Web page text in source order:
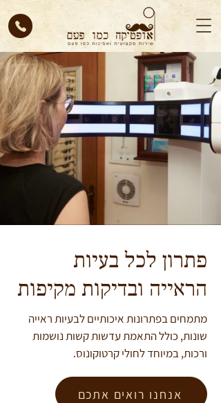
פתרון לכל בעיות
הראייה ובדיקות מקיפות
מתמחים בפתרונות איכותיים לבעיות ראייה
שונות, כולל התאמת עדשות קשות נושמות
ורכות, במיוחד לחולי קרטוקונוס.
אנחנו רואים אתכם